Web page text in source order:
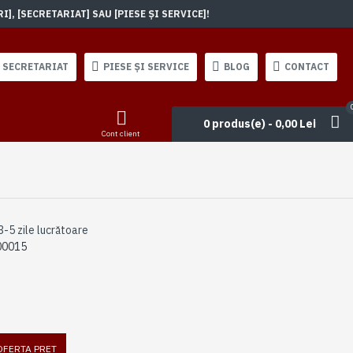
[SECRETARIAT] SAU [PIESE ȘI SERVICE]!
SECRETARIAT PIESE ȘI SERVICE BLOG CONTACT
Cont client
0 produs(e) - 0,00 Lei
5 zile lucrătoare
PRET